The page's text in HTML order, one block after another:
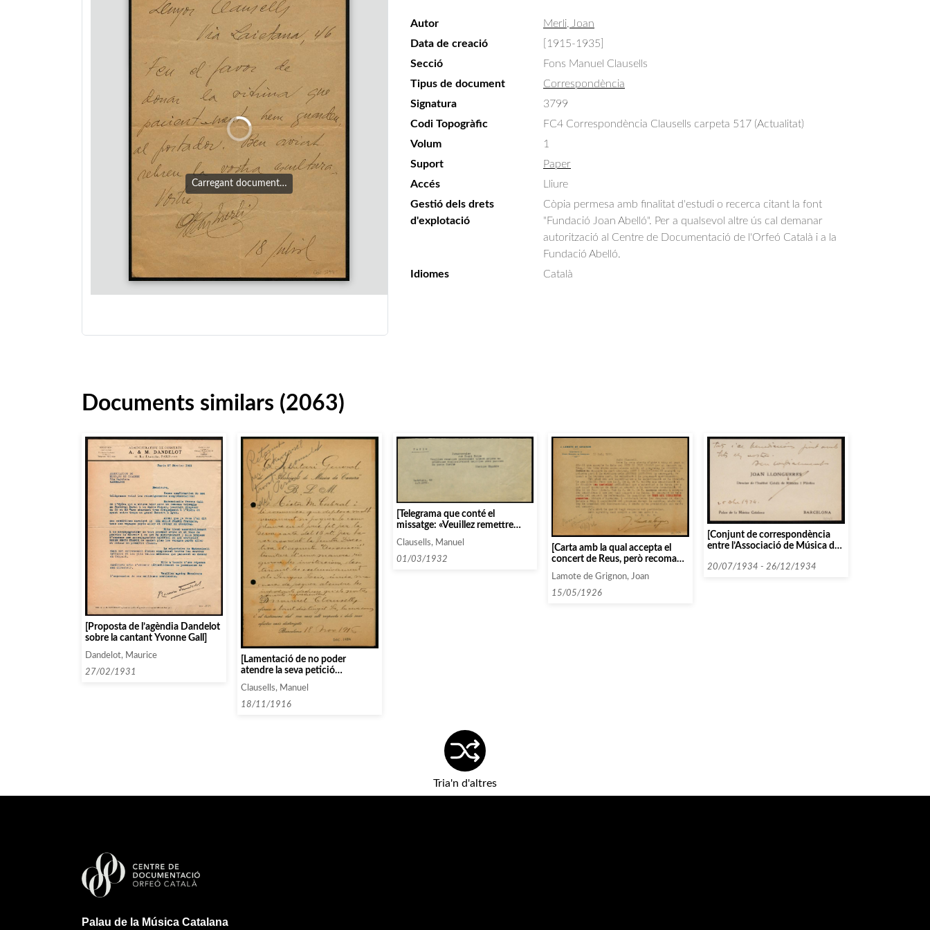
Carregant document…
Autor
Merli, Joan
Data de creació
[1915-1935]
Secció
Fons Manuel Clausells
Tipus de document
Correspondència
Signatura
3799
Codi Topogràfic
FC4 Correspondència Clausells carpeta 517 (Actualitat)
Volum
1
Suport
Paper
Accés
Lliure
Gestió dels drets
d'explotació
Còpia permesa amb finalitat d'estudi o recerca citant la font
"Fundació Joan Abelló". Per a qualsevol altre ús cal demanar
autorització al Centre de Documentació de l'Orfeó Català i a la
Fundació Abelló.
Idiomes
Català
Documents similars (2063)
[Proposta de l’agèndia Dandelot
sobre la cantant Yvonne Gall]
Dandelot, Maurice
27/02/1931
[Lamentació de no poder
atendre la seva petició
Clausells, Manuel
18/11/1916
[Telegrama que conté el
missatge: «Veuillez remettre
programmes urgent prions un
programme exclussivement
melodie avec paroles du poete
Clausells, Manuel
01/03/1932
[Carta amb la qual accepta el
concert de Reus, però recomana
Reus enviï una carta al batle
confirmant que accepten les
Lamote de Grignon, Joan
15/05/1926
[Conjunt de correspondència
entre l’Associació de Música da
entitats que comencen amb la
20/07/1934 - 26/12/1934
Tria'n d'altres
Palau de la Música Catalana